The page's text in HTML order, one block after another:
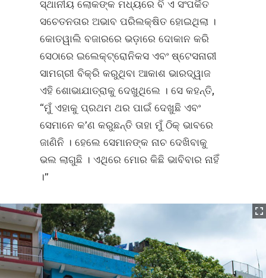
ସ୍ଥାନୀୟ ଲୋକଙ୍କ ମଧ୍ୟରେ ବି ଏ ସଂପର୍କିତ
ସଚେତନତାର ଅଭାବ ପରିଲକ୍ଷିତ ହୋଇଥିଲା ।
କୋତୱାଲି ବଜାରରେ ଭଡ଼ାରେ ଦୋକାନ କରି
ସେଠାରେ ଇଲେକ୍ଟ୍ରୋନିକସ ଏବଂ ଷ୍ଟେସନାରୀ
ସାମଗ୍ରୀ ବିକ୍ରି କରୁଥିବା ଆକାଶ ଭାରଦ୍ୱାଜ
ଏହି ଶୋଭାଯାତ୍ରାକୁ ଦେଖୁଥିଲେ । ସେ କହନ୍ତି,
“ମୁଁ ଏହାକୁ ପ୍ରଥମ ଥର ପାଇଁ ଦେଖୁଛି ଏବଂ
ସେମାନେ କ’ଣ କରୁଛନ୍ତି ତାହା ମୁଁ ଠିକ୍ ଭାବରେ
ଜାଣିନି । ହେଲେ ସେମାନଙ୍କ ନାଚ ଦେଖିବାକୁ
ଭଲ ଲାଗୁଛି । ଏଥିରେ ମୋର କିଛି ଭାବିବାର ନାହିଁ
।”